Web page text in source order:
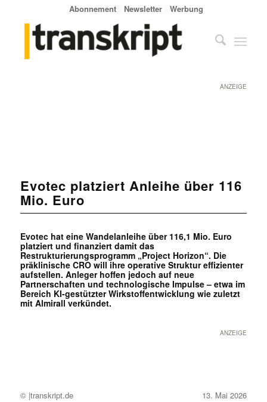
Abonnement Newsletter Werbung
ANZEIGE
Evotec platziert Anleihe über 116
Mio. Euro
Evotec hat eine Wandelanleihe über 116,1 Mio. Euro
platziert und finanziert damit das
Restrukturierungsprogramm „Project Horizon“. Die
präklinische CRO will ihre operative Struktur effizienter
aufstellen. Anleger hoffen jedoch auf neue
Partnerschaften und technologische Impulse – etwa im
Bereich KI-gestützter Wirkstoffentwicklung wie zuletzt
mit Almirall verkündet.
ANZEIGE
© |transkript.de 13. Mai 2026